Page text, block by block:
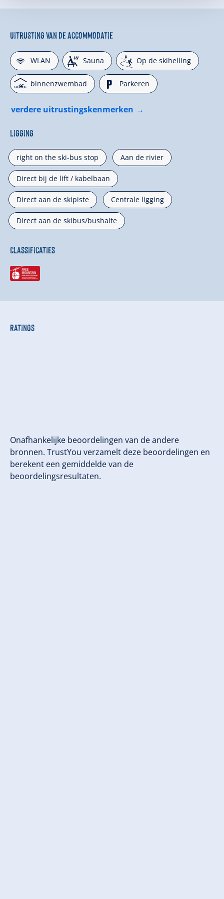
Uitrusting van de accommodatie
🜉WLAN 🗔Sauna 🞷Op de skihelling
🅤binnenzwembad 🐈Parkeren
verdere uitrustingskenmerken
Ligging
right on the ski-bus stop Aan de rivier
Direct bij de lift / kabelbaan
Direct aan de skipiste Centrale ligging
Direct aan de skibus/bushalte
Classificaties
Ratings
Onafhankelijke beoordelingen van de andere
bronnen. TrustYou verzamelt deze beoordelingen en
berekent een gemiddelde van de
beoordelingsresultaten.